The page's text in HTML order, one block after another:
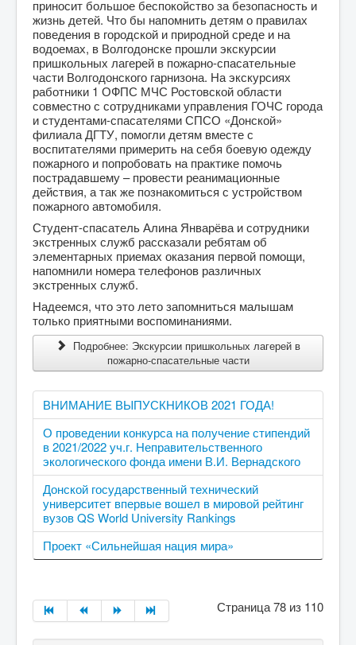
приносит большое беспокойство за безопасность и
жизнь детей. Что бы напомнить детям о правилах
поведения в городской и природной среде и на
водоемах, в Волгодонске прошли экскурсии
пришкольных лагерей в пожарно-спасательные
части Волгодонского гарнизона. На экскурсиях
работники 1 ОФПС МЧС Ростовской области
совместно с сотрудниками управления ГОЧС города
и студентами-спасателями СПСО «Донской»
филиала ДГТУ, помогли детям вместе с
воспитателями примерить на себя боевую одежду
пожарного и попробовать на практике помочь
пострадавшему – провести реанимационные
действия, а так же познакомиться с устройством
пожарного автомобиля.
Студент-спасатель Алина Январёва и сотрудники
экстренных служб рассказали ребятам об
элементарных приемах оказания первой помощи,
напомнили номера телефонов различных
экстренных служб.
Надеемся, что это лето запомниться малышам
только приятными воспоминаниями.
Подробнее: Экскурсии пришкольных лагерей в
пожарно-спасательные части
ВНИМАНИЕ ВЫПУСКНИКОВ 2021 ГОДА!
О проведении конкурса на получение стипендий
в 2021/2022 уч.г. Неправительственного
экологического фонда имени В.И. Вернадского
Донской государственный технический
университет впервые вошел в мировой рейтинг
вузов QS World University Rankings
Проект «Сильнейшая нация мира»
Страница 78 из 110